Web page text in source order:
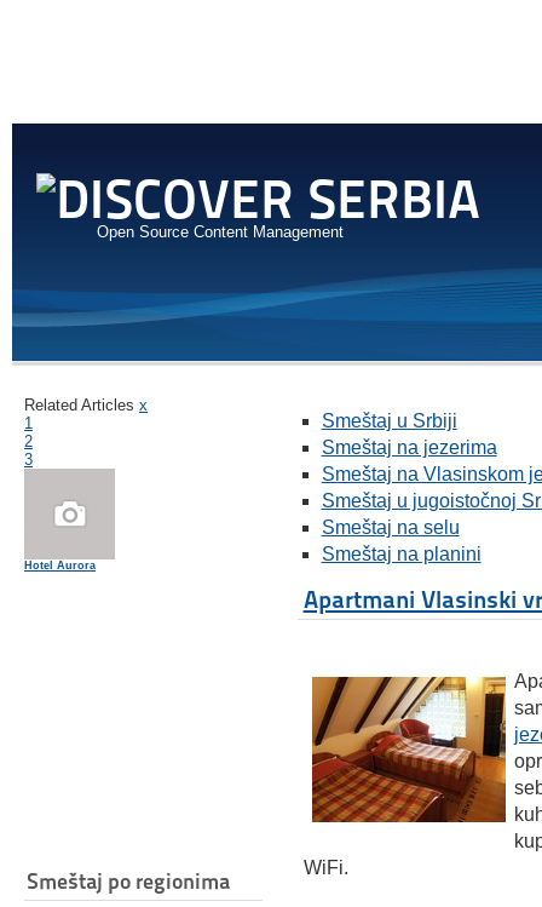
Open Source Content Management
Related Articles x
1
2
3
Hotel Aurora
Smeštaj po regionima
Smeštaj u Srbiji
Smeštaj na jezerima
Smeštaj na Vlasinskom
Smeštaj u jugoistočnoj
Smeštaj na selu
Smeštaj na planini
Apartmani Vlasinski
WiFi.